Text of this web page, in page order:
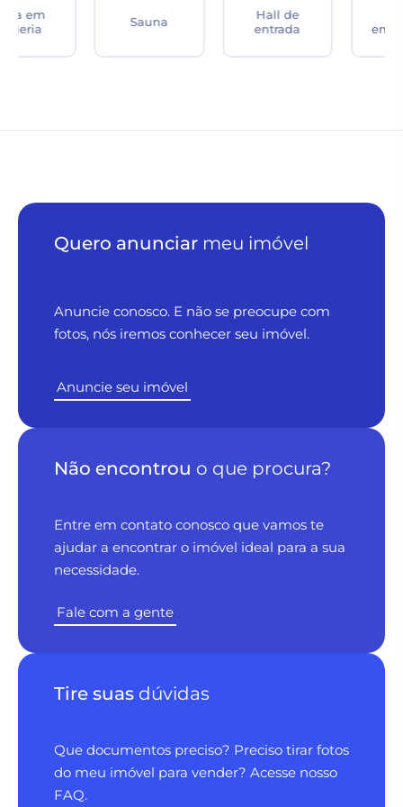
empregada
Quero anunciar meu imóvel
Anuncie conosco. E não se preocupe com
fotos, nós iremos conhecer seu imóvel.
Anuncie seu imóvel
Não encontrou o que procura?
Entre em contato conosco que vamos te
ajudar a encontrar o imóvel ideal para a sua
necessidade.
Fale com a gente
Tire suas dúvidas
Que documentos preciso? Preciso tirar fotos
do meu imóvel para vender? Acesse nosso
FAQ.